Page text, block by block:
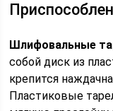
Шлифовальные
собой диск из
крепится
Пластиковые